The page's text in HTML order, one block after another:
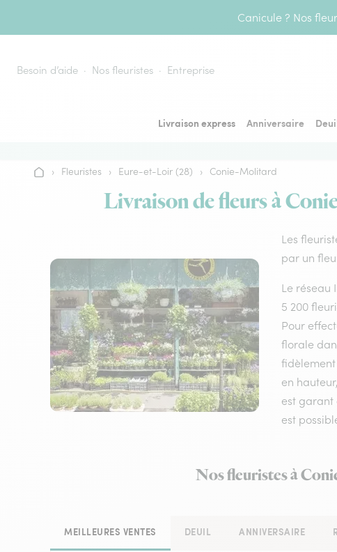
Canicule ? Nos
Besoin d’aide Nos fleuristes Entreprise
Livraison express Anniversaire
Accueil
› Fleuristes › Eure-et-Loir (28) › Conie-Molitard
Livraison de fleurs à
Les
par un
Le réseau
5 200
Pour
florale
en
est garant
est
Nos fleuristes à
MEILLEURES VENTES DEUIL ANNIVERSAIRE